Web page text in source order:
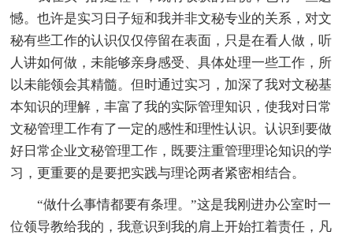
憾。也许是实习日子短和我并非文秘专业的关系，对文
秘有些工作的认识仅仅停留在表面，只是在看人做，听
人讲如何做，未能够亲身感受、具体处理一些工作，所
以未能领会其精髓。但时通过实习，加深了我对文秘基
本知识的理解，丰富了我的实际管理知识，使我对日常
文秘管理工作有了一定的感性和理性认识。认识到要做
好日常企业文秘管理工作，既要注重管理理论知识的学
习，更重要的是要把实践与理论两者紧密相结合。
“做什么事情都要有条理。”这是我刚进办公室时一
位领导教给我的，我意识到我的肩上开始扛着责任，凡